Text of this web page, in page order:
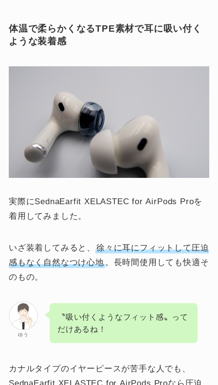
体温で柔らかくなるTPE素材で耳に吸い付く
ような装着感
実際にSednaEarfit XELASTEC for AirPods Proを
着用してみました。
いざ装着してみると、
徐々に耳にフィットして圧迫
感もなく自然なつけ心地。長時間使用しても快適そ
のもの。
ゆう
〝吸い付くようなフィット感〟って
だけあるね！
カナルタイプのイヤーピースが苦手な人でも、